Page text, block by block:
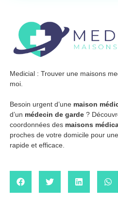
Medicial : Trouver une maisons
moi.
Besoin urgent d’une maison
d’un médecin de garde ?
coordonnées des maisons
proches de votre domicile pour
rapide et efficace.